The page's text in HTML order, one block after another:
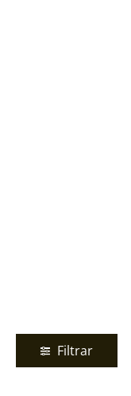
Filtrar